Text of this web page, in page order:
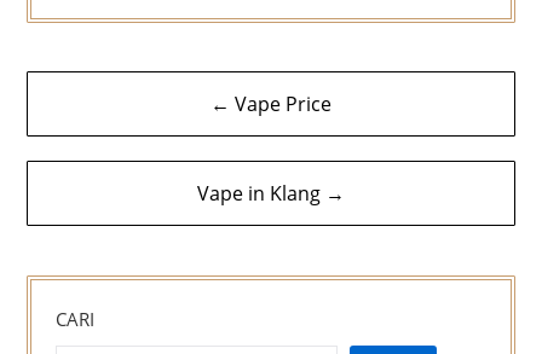
Navigasi
kiriman
← Vape Price
Vape in Klang →
CARI